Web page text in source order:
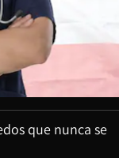
que nunca se